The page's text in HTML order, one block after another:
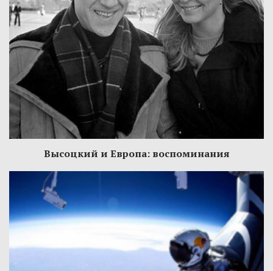
Высоцкий и Европа: воспоминания